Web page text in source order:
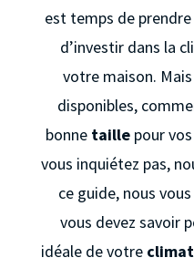
est temps de
d’investir dans la
votre maison.
disponibles,
bonne taille pour
vous inquiétez pas,
ce guide, nous
vous devez savoir
idéale de votre